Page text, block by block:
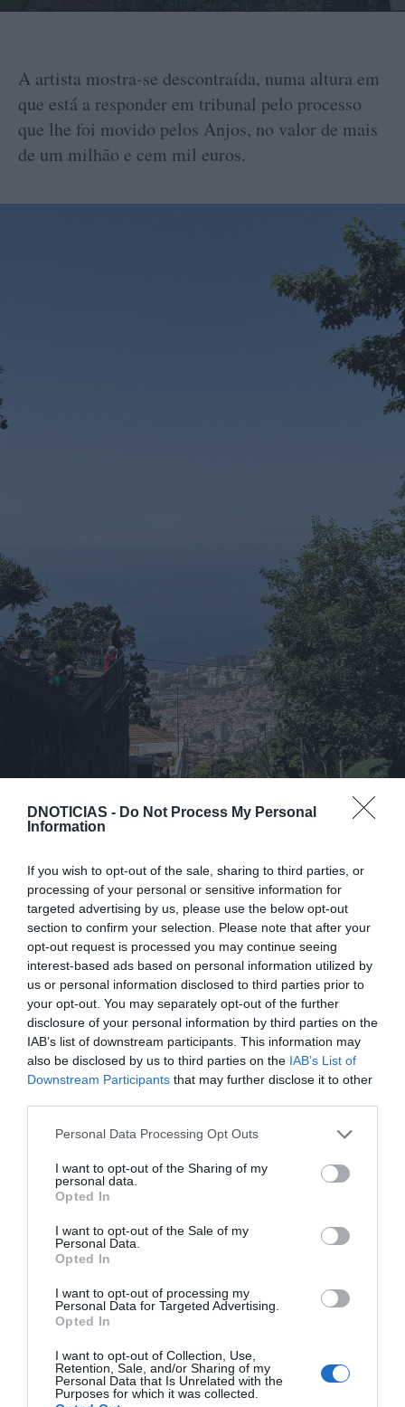
DNOTICIAS - Do Not Process My Personal
Information
If you wish to opt-out of the sale, sharing to third parties, or
processing of your personal or sensitive information for
targeted advertising by us, please use the below opt-out
section to confirm your selection. Please note that after your
opt-out request is processed you may continue seeing
interest-based ads based on personal information utilized by
us or personal information disclosed to third parties prior to
your opt-out. You may separately opt-out of the further
disclosure of your personal information by third parties on the
IAB’s list of downstream participants. This information may
also be disclosed by us to third parties on the IAB’s List of
Downstream Participants that may further disclose it to other
Please note that this website/app uses one or more Google
not limited to your visit or usage behaviour. You may click to
grant or deny consent to Google and its third-party tags to
use your data for below specified purposes in below Google
consent section.
Personal Data Processing Opt Outs
I want to opt-out of the Sharing of my
personal data.
Opted In
I want to opt-out of the Sale of my
Personal Data.
Opted In
I want to opt-out of processing my
Personal Data for Targeted Advertising.
Opted In
I want to opt-out of Collection, Use,
Retention, Sale, and/or Sharing of my
Personal Data that Is Unrelated with the
Purposes for which it was collected.
A artista mostra-se descontraída, numa altura em
que está a responder em tribunal pelo processo
que lhe foi movido pelos Anjos, no valor de mais
de um milhão e cem mil euros.